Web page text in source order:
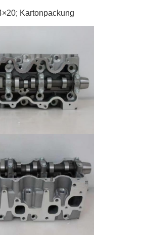
Kartonpackung